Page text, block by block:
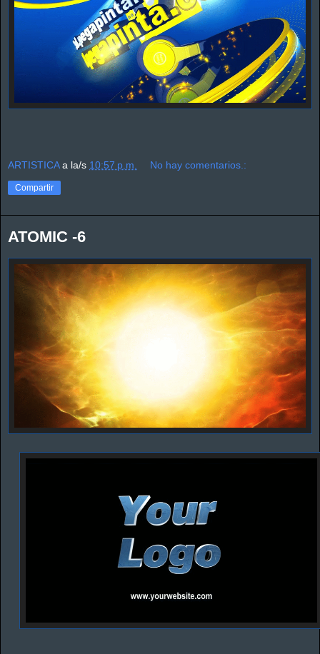
ARTISTICA a la/s 10:57 p.m. No hay comentarios.:
Compartir
ATOMIC -6